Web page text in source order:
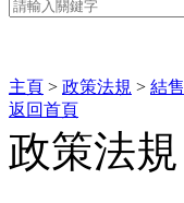
主頁 > 政策法規 > 結
返回首頁
政策法規